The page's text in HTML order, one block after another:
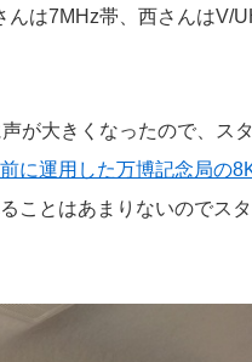
は7MHz帯、西さんはV/
が大きくなったので、ス
に運用した万博記念局の
ことはあまりないのでス